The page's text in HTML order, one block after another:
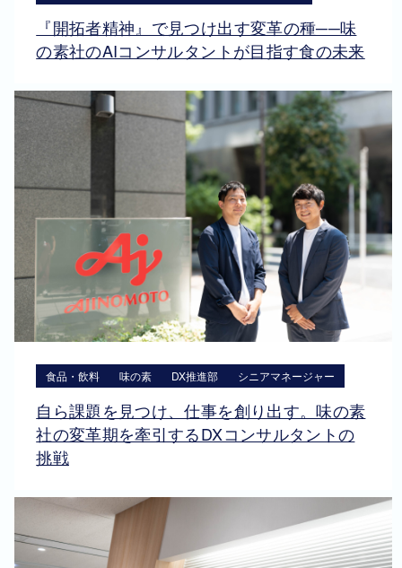
『開拓者精神』で見つけ出す変革の種──味
の素社のAIコンサルタントが目指す食の未来
食品・飲料 味の素 DX推進部 シニアマネージャー
自ら課題を見つけ、仕事を創り出す。味の素
社の変革期を牽引するDXコンサルタントの
挑戦